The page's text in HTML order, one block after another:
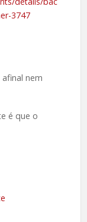
3747
nem
é que o